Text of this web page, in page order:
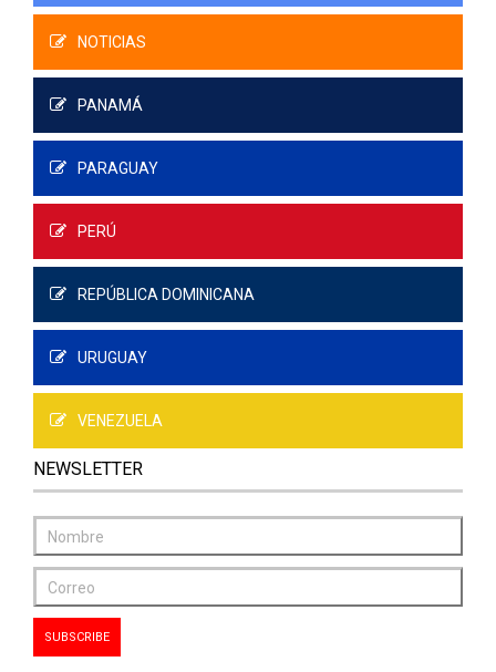
NOTICIAS
PANAMÁ
PARAGUAY
PERÚ
REPÚBLICA DOMINICANA
URUGUAY
VENEZUELA
NEWSLETTER